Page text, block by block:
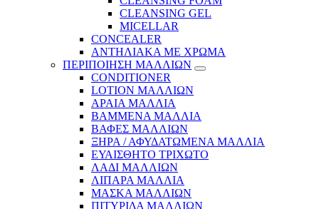
CLEANSING GEL
MICELLAR
CONCEALER
ΑΝΤΗΛΙΑΚΑ ΜΕ ΧΡΩΜΑ
ΠΕΡΙΠΟΙΗΣΗ ΜΑΛΛΙΩΝ
CONDITIONER
LOTION ΜΑΛΛΙΩΝ
ΑΡΑΙΑ ΜΑΛΛΙΑ
ΒΑΜΜΕΝΑ ΜΑΛΛΙΑ
ΒΑΦΕΣ ΜΑΛΛΙΩΝ
ΞΗΡΑ / ΑΦΥΔΑΤΩΜΕΝΑ ΜΑΛΛΙΑ
ΕΥΑΙΣΘΗΤΟ ΤΡΙΧΩΤΟ
ΛΑΔΙ ΜΑΛΛΙΩΝ
ΛΙΠΑΡΑ ΜΑΛΛΙΑ
ΜΑΣΚΑ ΜΑΛΛΙΩΝ
ΠΙΤΥΡΙΔΑ ΜΑΛΛΙΩΝ